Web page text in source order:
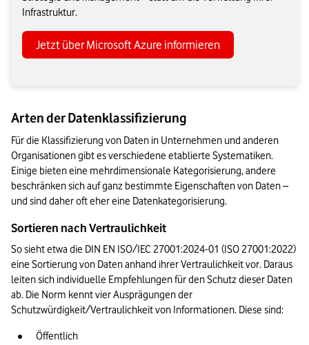
Infrastruktur.
Jetzt über Microsoft Azure informieren
Arten der Datenklassifizierung
Für die Klassifizierung von Daten in Unternehmen und anderen
Organisationen gibt es verschiedene etablierte Systematiken.
Einige bieten eine mehrdimensionale Kategorisierung, andere
beschränken sich auf ganz bestimmte Eigenschaften von Daten –
und sind daher oft eher eine Datenkategorisierung.
Sortieren nach Vertraulichkeit
So sieht etwa die DIN EN ISO/IEC 27001:2024-01 (ISO 27001:2022)
eine Sortierung von Daten anhand ihrer Vertraulichkeit vor. Daraus
leiten sich individuelle Empfehlungen für den Schutz dieser Daten
ab. Die Norm kennt vier Ausprägungen der
Schutzwürdigkeit/Vertraulichkeit von Informationen. Diese sind:
Öffentlich